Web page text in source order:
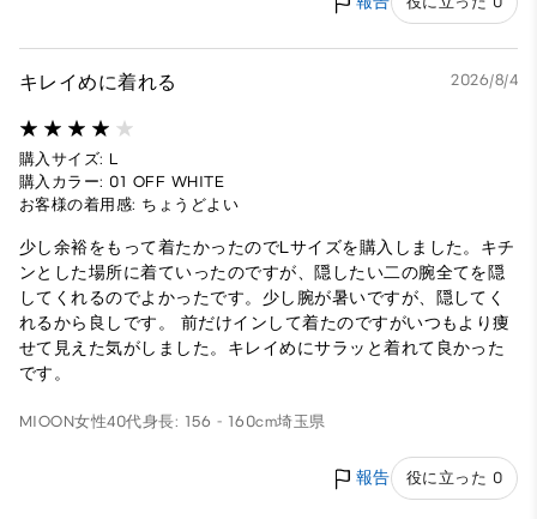
キレイめに着れる 2026/8/4
購入サイズ: L
購入カラー: 01 OFF WHITE
お客様の着用感: ちょうどよい
少し余裕をもって着たかったのでLサイズを購入しました。キチ
ンとした場所に着ていったのですが、隠したい二の腕全てを隠
してくれるのでよかったです。少し腕が暑いですが、隠してく
れるから良しです。 前だけインして着たのですがいつもより痩
せて見えた気がしました。キレイめにサラッと着れて良かった
です。
MIOON女性40代身長: 156 - 160cm埼玉県
報告 役に立った 0